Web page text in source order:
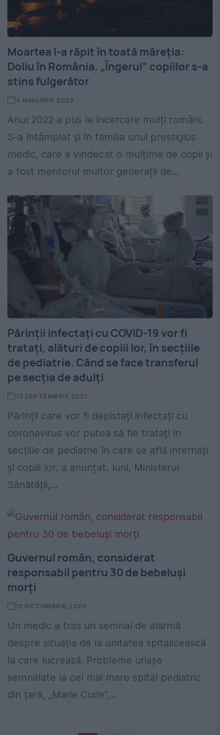
Moartea l-a răpit în toată măreția:
Doliu în România. „Îngerul” copiilor s-a
stins fulgerător
4 IANUARIE 2022
Anul 2022 a pus la încercare mulți români.
S-a întâmplat și în familia unui prestigios
medic, care a vindecat o mulțime de copii și
a fost mentorul multor generații de...
Părinții infectați cu COVID-19 vor fi
tratați, alături de copiii lor, în secțiile
de pediatrie. Când se face transferul
pe secția de adulți
13 SEPTEMBRIE 2021
Părinții care vor fi depistați infectați cu
coronavirus vor putea să fie tratați în
secțiile de pediatrie în care se află internați
și copiii lor, a anunțat, luni, Ministerul
Sănătății,...
Guvernul român, considerat
responsabil pentru 30 de bebeluși
morți
12 OCTOMBRIE 2020
Un medic a tras un semnal de alarmă
despre situația de la unitatea spitalicească
la care lucrează. Probleme uriașe
semnalate la cel mai mare spital pediatric
din țară, „Marie Curie”,...